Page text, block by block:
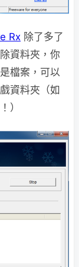
Rx 除了多了
資料夾，你
檔案，可以
資料夾（如
）